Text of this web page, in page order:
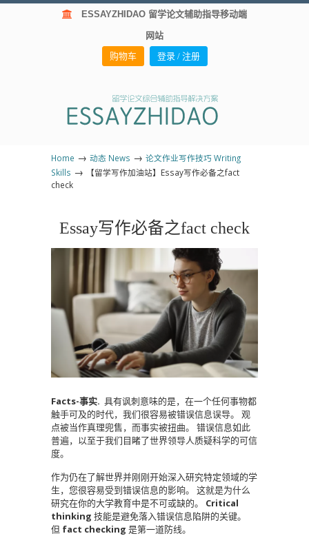
ESSAYZHIDAO 留学论文辅助指导移动端
网站
购物车 登录 / 注册
Home → 动态 News → 论文作业写作技巧 Writing
Skills →
【留学写作加油站】Essay写作必备之fact
check
Essay写作必备之fact check
Facts-事实. 具有讽刺意味的是，在一个任何事物都
触手可及的时代，我们很容易被错误信息误导。
观
点被当作真理兜售，而事实被扭曲。
错误信息如此
普遍，以至于我们目睹了世界领导人质疑科学的可信
度。
作为仍在了解世界并刚刚开始深入研究特定领域的学
生，您很容易受到错误信息的影响。
这就是为什么
研究在你的大学教育中是不可或缺的。
Critical
thinking 技能是避免落入错误信息陷阱的关键。
但 fact checking 是第一道防线。